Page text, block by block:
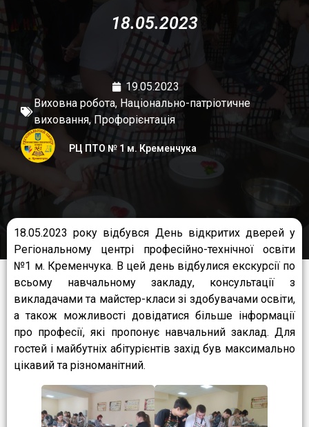
18.05.2023
19.05.2023
Виховна робота, Національно-патріотичне
виховання, Профорієнтація
РЦ ПТО № 1 м. Кременчука
18.05.2023 року відбувся День відкритих дверей у
Регіональному центрі професійно-технічної освіти
№1 м. Кременчука. В цей день відбулися екскурсії по
всьому навчальному закладу, консультації з
викладачами та майстер-класи зі здобувачами освіти,
а також можливості довідатися більше інформації
про професії, які пропонує навчальний заклад. Для
гостей і майбутніх абітурієнтів захід був максимально
цікавий та різноманітний.